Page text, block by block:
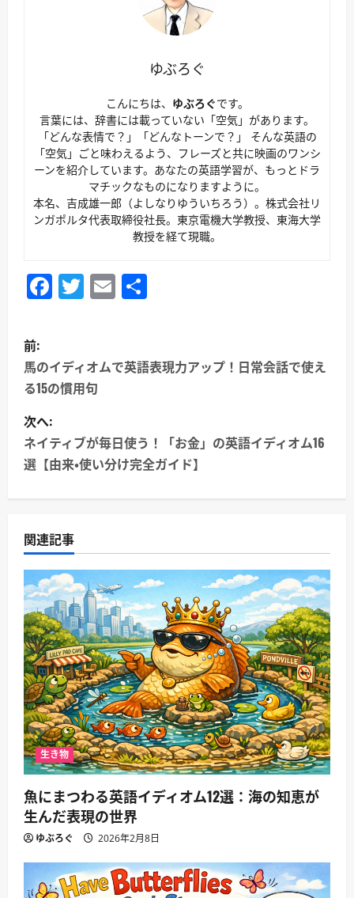
ゆぶろぐ
こんにちは、 ゆぶろぐです。
言葉には、辞書には載っていない「空気」があります。
「どんな表情で？」「どんなトーンで？」 そんな英語の
「空気」ごと味わえるよう、フレーズと共に映画のワンシ
ーンを紹介しています。あなたの英語学習が、もっとドラ
マチックなものになりますように。
本名、吉成雄一郎（よしなりゆういちろう）。株式会社リ
ンガポルタ代表取締役社長。東京電機大学教授、東海大学
教授を経て現職。
Facebook
Twitter
Email
投
稿
ナ
ビ
ゲ
ー
シ
ョ
ン
前:
馬のイディオムで英語表現力アップ！日常会話で使え
る15の慣用句
次へ:
ネイティブが毎日使う！「お金」の英語イディオム16
選【由来・使い分け完全ガイド】
関連記事
生き物
魚にまつわる英語イディオム12選：海の知恵が
生んだ表現の世界
ゆぶろぐ 2026年2月8日